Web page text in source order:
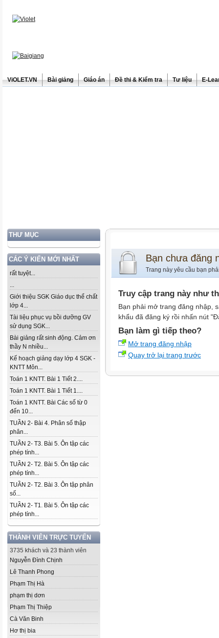
ViOLET.VN Bài giảng Giáo án Đề thi & Kiểm tra Tư liệu E-
THƯ MỤC
CÁC Ý KIẾN MỚI NHẤT
rất tuyệt...
...
Giới thiệu SGK Giáo dục thể chất
lớp 4...
Tài liệu phục vụ bồi dưỡng GV
sử dụng SGK...
Bài giảng rất sinh động. Cảm ơn
thầy N nhiều...
Kế hoạch giảng dạy lớp 4 SGK -
KNTT Môn...
Toán 1 KNTT. Bài 1 Tiết 2....
Toán 1 KNTT. Bài 1 Tiết 1....
Toán 1 KNTT. Bài Các số từ 0
đến 10...
TUẦN 2- Bài 4. Phân số thập
phân...
TUẦN 2- T3. Bài 5. Ôn tập các
phép tính...
TUẦN 2- T2. Bài 5. Ôn tập các
phép tính...
TUẦN 2- T2. Bài 3. Ôn tập phân
số...
TUẦN 2- T1. Bài 5. Ôn tập các
phép tính...
THÀNH VIÊN TRỰC TUYẾN
3735 khách và 23 thành viên
Nguyễn Đình Chịnh
Lê Thanh Phong
Phạm Thị Hà
phạm thị dơn
Phạm Thị Thiệp
Cà Văn Binh
Hơ thị bia
Bạn chưa đăng
Trang này yêu cầu bạn
Truy cập trang này như
Bạn phải mở trang đăng nhập,
khẩu đã đăng ký rồi nhấn nút
Bạn làm gì tiếp theo?
Mở trang đăng nhập
Quay trở lại trang trước